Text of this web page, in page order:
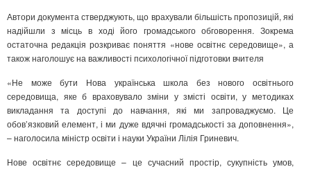
Автори документа стверджують, що врахували більшість пропозицій, які
надійшли з місць в ході його громадського обговорення. Зокрема
остаточна редакція розкриває поняття «нове освітнє середовище», а
також наголошує на важливості психологічної підготовки вчителя
«Не може бути Нова українська школа без нового освітнього
середовища, яке б враховувало зміни у змісті освіти, у методиках
викладання та доступі до навчання, які ми запроваджуємо. Це
обов’язковий елемент, і ми дуже вдячні громадськості за доповнення»,
– наголосила міністр освіти і науки України Лілія Гриневич.
Нове освітнє середовище – це сучасний простір, сукупність умов,